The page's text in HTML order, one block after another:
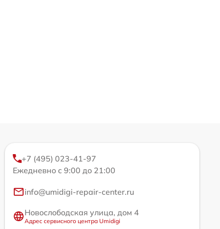
+7 (495) 023-41-97
Ежедневно с 9:00 до 21:00
info@umidigi-repair-center.ru
Новослободская улица, дом 4
Адрес сервисного центра Umidigi